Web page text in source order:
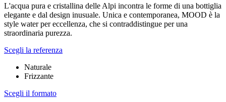
L'acqua pura e cristallina delle Alpi incontra le forme di una bottiglia
elegante e dal design inusuale. Unica e contemporanea, MOOD è la
style water per eccellenza, che si contraddistingue per una
straordinaria purezza.
Scegli la referenza
Naturale
Frizzante
Scegli il formato